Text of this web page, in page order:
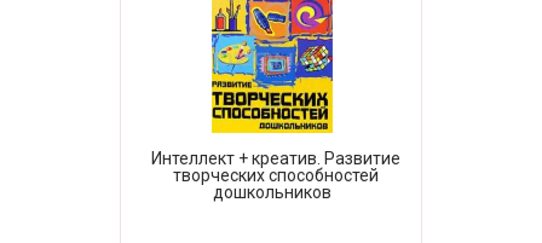
Интеллект + креатив. Развитие
творческих способностей
дошкольников